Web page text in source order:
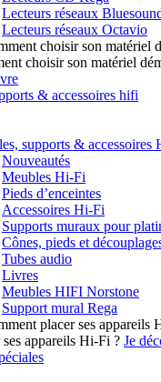
Lecteurs réseaux
Lecteurs réseaux Octavio
choisir son matériel
& accessoires hifi
supports & accessoires
Nouveautés
Meubles Hi-Fi
Pieds d’enceintes
Accessoires Hi-Fi
Supports muraux pour
Cônes, pieds et
Tubes audio
Livres
Meubles HIFI Norstone
Support mural Rega
ses appareils Hi-Fi ? Je